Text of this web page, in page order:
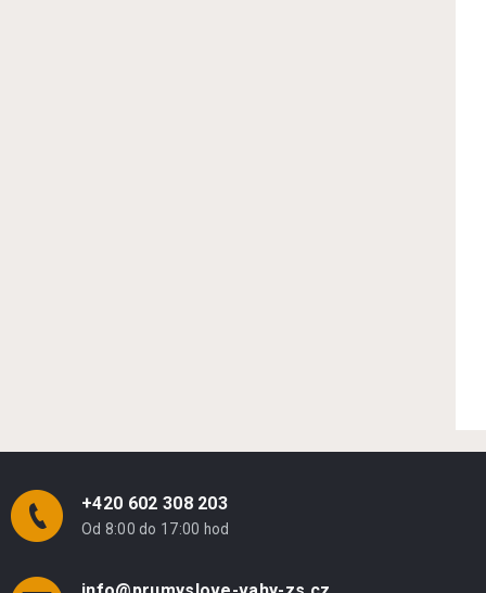
+420 602 308 203
Od 8:00 do 17:00 hod